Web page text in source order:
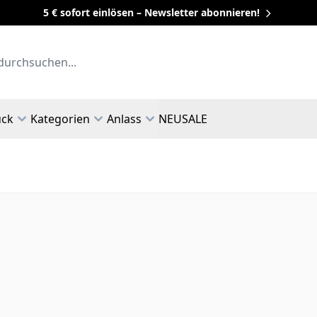
5 € sofort einlösen – Newsletter abonnieren!
Kategorien Anlass NEUSALE